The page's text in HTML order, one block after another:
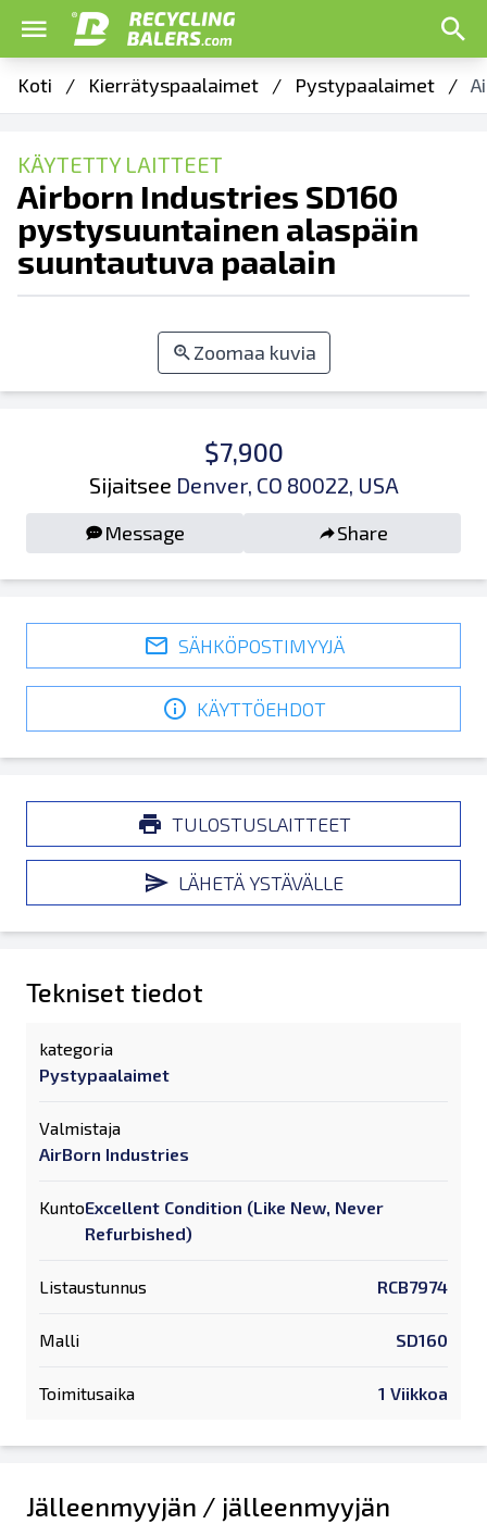
Koti / Kierrätyspaalaimet / Pystypaalaimet /
KÄYTETTY LAITTEET
Airborn Industries SD160
pystysuuntainen alaspäin
suuntautuva paalain
Zoomaa kuvia
$7,900
Sijaitsee Denver, CO 80022, USA
Message Share
SÄHKÖPOSTIMYYJÄ
KÄYTTÖEHDOT
TULOSTUSLAITTEET
LÄHETÄ YSTÄVÄLLE
Tekniset tiedot
kategoria
Pystypaalaimet
Valmistaja
AirBorn Industries
KuntoExcellent Condition (Like New, Never
Refurbished)
Listaustunnus RCB7974
Malli SD160
Toimitusaika 1 Viikkoa
Jälleenmyyjän / jälleenmyyjän